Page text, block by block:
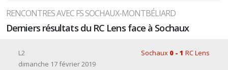
RENCONTRES AVEC FS SOCHAUX-MONTBÉLIARD
Derniers résultats du RC Lens face à Sochaux
L2 Sochaux 0 - 1 RC Lens
dimanche 17 février 2019